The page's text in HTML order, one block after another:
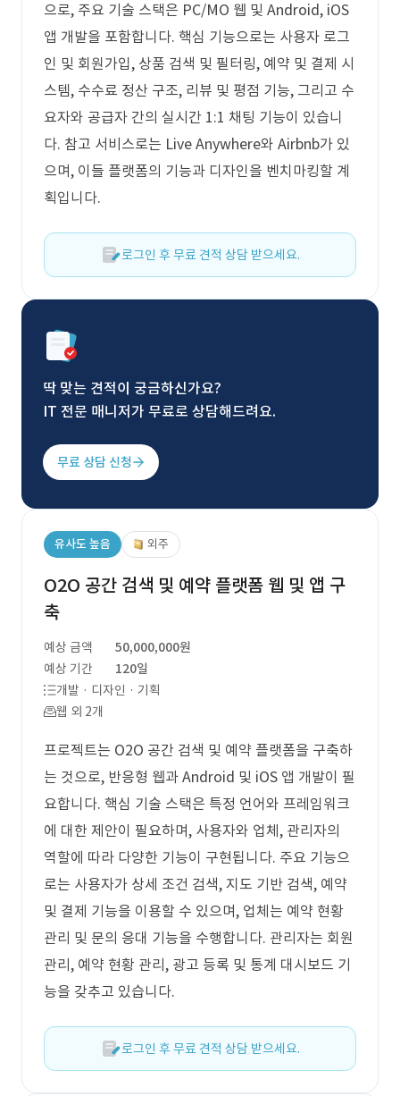
으로, 주요 기술 스택은 PC/MO 웹 및 Android, iOS
앱 개발을 포함합니다. 핵심 기능으로는 사용자 로그
인 및 회원가입, 상품 검색 및 필터링, 예약 및 결제 시
스템, 수수료 정산 구조, 리뷰 및 평점 기능, 그리고 수
요자와 공급자 간의 실시간 1:1 채팅 기능이 있습니
다. 참고 서비스로는 Live Anywhere와 Airbnb가 있
으며, 이들 플랫폼의 기능과 디자인을 벤치마킹할 계
획입니다.
로그인 후 무료 견적 상담 받으세요.
딱 맞는 견적이 궁금하신가요?
IT 전문 매니저가 무료로 상담해드려요.
무료 상담 신청
유사도 높음 외주
O2O 공간 검색 및 예약 플랫폼 웹 및 앱 구
축
예상 금액
50,000,000원
예상 기간
120일
개발 · 디자인 · 기획
웹 외 2개
프로젝트는 O2O 공간 검색 및 예약 플랫폼을 구축하
는 것으로, 반응형 웹과 Android 및 iOS 앱 개발이 필
요합니다. 핵심 기술 스택은 특정 언어와 프레임워크
에 대한 제안이 필요하며, 사용자와 업체, 관리자의
역할에 따라 다양한 기능이 구현됩니다. 주요 기능으
로는 사용자가 상세 조건 검색, 지도 기반 검색, 예약
및 결제 기능을 이용할 수 있으며, 업체는 예약 현황
관리 및 문의 응대 기능을 수행합니다. 관리자는 회원
관리, 예약 현황 관리, 광고 등록 및 통계 대시보드 기
능을 갖추고 있습니다.
로그인 후 무료 견적 상담 받으세요.